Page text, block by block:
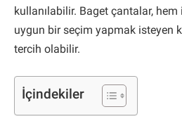
kullanılabilir. Baget çantalar,
uygun bir seçim yapmak isteyen
tercih olabilir.
İçindekiler